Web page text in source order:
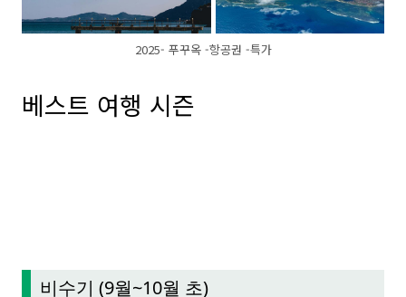
2025- 푸꾸옥 -항공권 -특가
베스트 여행 시즌
비수기 (9월~10월 초)